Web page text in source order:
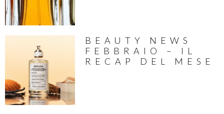
BEAUTY NEWS
FEBBRAIO – IL
RECAP DEL MESE